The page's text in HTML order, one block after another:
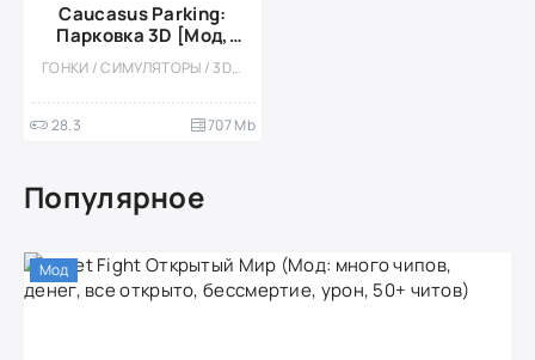
Caucasus Parking:
Парковка 3D [Мод,
Много денег]
ГОНКИ / СИМУЛЯТОРЫ / 3D / ВСТРОЕННЫЙ КЕШ / МОД
28.3 707 Mb
Популярное
Мод